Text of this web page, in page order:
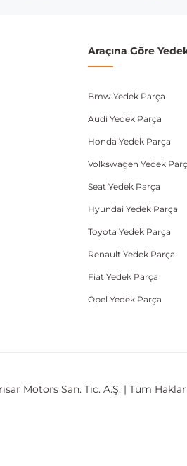
Araçına Göre
Bmw Yedek Parça
Audi Yedek Parça
Honda Yedek Parça
Volkswagen Yedek
Seat Yedek Parça
Hyundai Yedek Parça
Toyota Yedek Parça
Renault Yedek Parça
Fiat Yedek Parça
Opel Yedek Parça
Motors San. Tic. A.Ş. | Tüm Hakları